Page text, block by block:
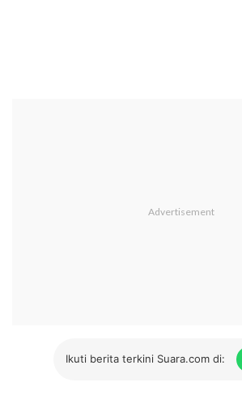
Ikuti berita terkini Suara.com di: